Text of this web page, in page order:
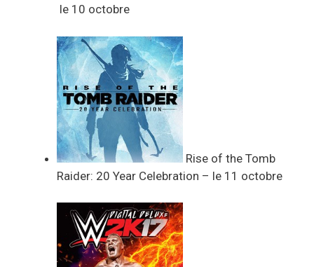
le 10 octobre
Rise of the Tomb
Raider: 20 Year Celebration – le 11 octobre